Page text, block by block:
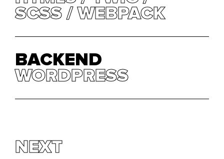
SCSS WEBPACK
SCSS WEBPACK
BACKEND
WORDPRESS
WORDPRESS
NEXT